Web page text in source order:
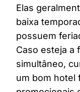
Elas
baixa
possuem
Caso esteja a
simultâneo,
um bom hotel